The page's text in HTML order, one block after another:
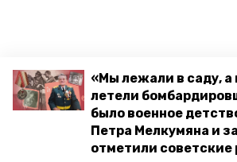
«Мы лежали в саду, а
летели
было военное
Петра Мелкумяна и
отметили советские